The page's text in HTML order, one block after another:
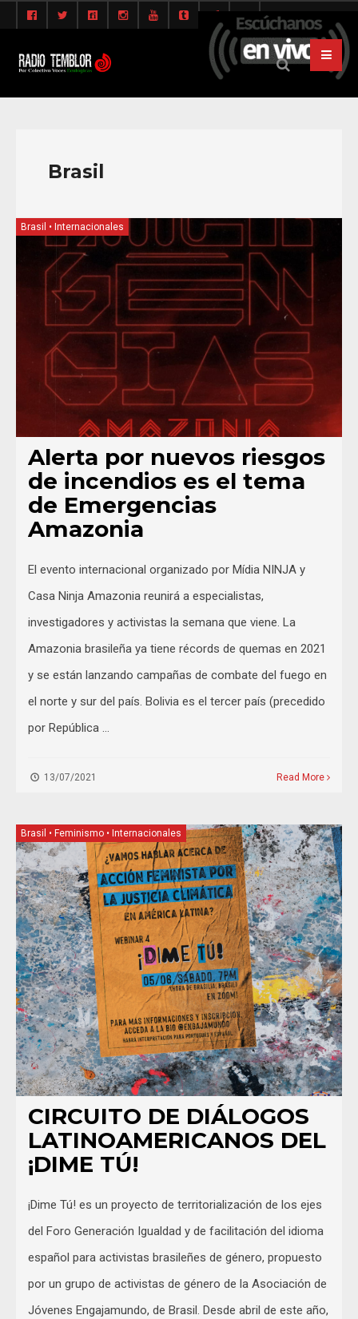
Brasil
Brasil • Internacionales
Alerta por nuevos riesgos
de incendios es el tema
de Emergencias
Amazonia
El evento internacional organizado por Mídia NINJA y
Casa Ninja Amazonia reunirá a especialistas,
investigadores y activistas la semana que viene. La
Amazonia brasileña ya tiene récords de quemas en 2021
y se están lanzando campañas de combate del fuego en
el norte y sur del país. Bolivia es el tercer país (precedido
por República …
13/07/2021 Read More
Brasil • Feminismo • Internacionales
CIRCUITO DE DIÁLOGOS
LATINOAMERICANOS DEL
¡DIME TÚ!
¡Dime Tú! es un proyecto de territorialización de los ejes
del Foro Generación Igualdad y de facilitación del idioma
español para activistas brasileñes de género, propuesto
por un grupo de activistas de género de la Asociación de
Jóvenes Engajamundo, de Brasil. Desde abril de este año,